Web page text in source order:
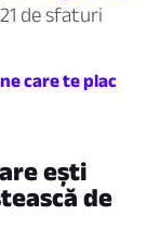
de sfaturi
care te plac
ești
de